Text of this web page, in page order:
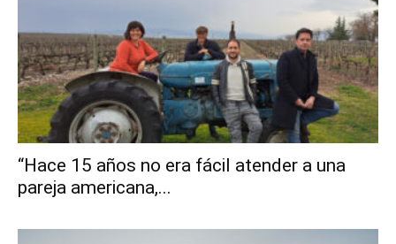
“Hace 15 años no era fácil atender a una
pareja americana,...